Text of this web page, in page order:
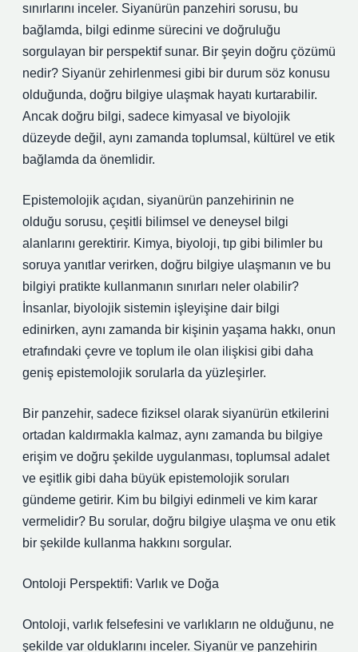
sınırlarını inceler. Siyanürün panzehiri sorusu, bu
bağlamda, bilgi edinme sürecini ve doğruluğu
sorgulayan bir perspektif sunar. Bir şeyin doğru çözümü
nedir? Siyanür zehirlenmesi gibi bir durum söz konusu
olduğunda, doğru bilgiye ulaşmak hayatı kurtarabilir.
Ancak doğru bilgi, sadece kimyasal ve biyolojik
düzeyde değil, aynı zamanda toplumsal, kültürel ve etik
bağlamda da önemlidir.
Epistemolojik açıdan, siyanürün panzehirinin ne
olduğu sorusu, çeşitli bilimsel ve deneysel bilgi
alanlarını gerektirir. Kimya, biyoloji, tıp gibi bilimler bu
soruya yanıtlar verirken, doğru bilgiye ulaşmanın ve bu
bilgiyi pratikte kullanmanın sınırları neler olabilir?
İnsanlar, biyolojik sistemin işleyişine dair bilgi
edinirken, aynı zamanda bir kişinin yaşama hakkı, onun
etrafındaki çevre ve toplum ile olan ilişkisi gibi daha
geniş epistemolojik sorularla da yüzleşirler.
Bir panzehir, sadece fiziksel olarak siyanürün etkilerini
ortadan kaldırmakla kalmaz, aynı zamanda bu bilgiye
erişim ve doğru şekilde uygulanması, toplumsal adalet
ve eşitlik gibi daha büyük epistemolojik soruları
gündeme getirir. Kim bu bilgiyi edinmeli ve kim karar
vermelidir? Bu sorular, doğru bilgiye ulaşma ve onu etik
bir şekilde kullanma hakkını sorgular.
Ontoloji Perspektifi: Varlık ve Doğa
Ontoloji, varlık felsefesini ve varlıkların ne olduğunu, ne
şekilde var olduklarını inceler. Siyanür ve panzehirin